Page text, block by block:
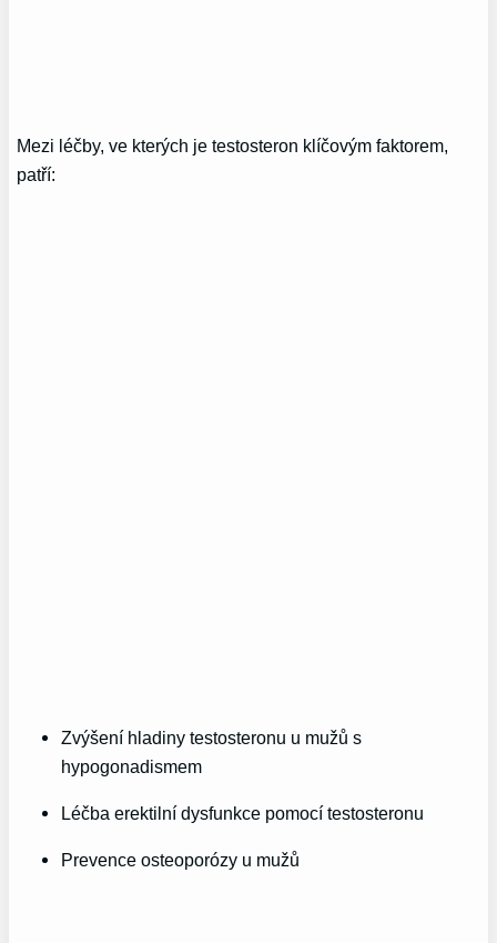
Mezi léčby, ve kterých je testosteron klíčovým faktorem,
patří:
Zvýšení hladiny testosteronu u mužů s
hypogonadismem
Léčba erektilní dysfunkce pomocí testosteronu
Prevence osteoporózy u mužů